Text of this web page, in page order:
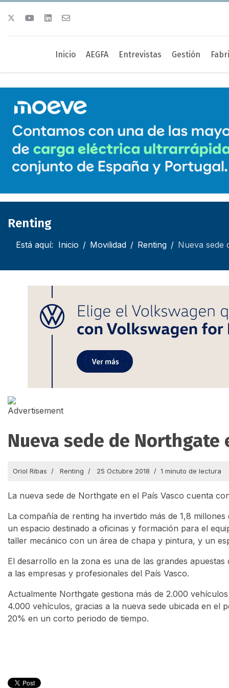
Inicio AEGFA Entrevistas Gestión
Renting
Está aquí: Inicio Movilidad Renting Nueva sede
Nueva sede de Northgate
Oriol Ribas Renting 25 Octubre 2018 1 minuto de lectura
La nueva sede de Northgate en el País Vasco cuenta
La compañía de renting ha invertido más de 1,8
un espacio destinado a oficinas y formación para el
taller mecánico con un área de chapa y pintura, y un
El desarrollo en la zona es una de las grandes
a las empresas y profesionales del País Vasco.
Actualmente Northgate gestiona más de 2.000
4.000 vehículos, gracias a la nueva sede ubicada en el
20% en un corto periodo de tiempo.